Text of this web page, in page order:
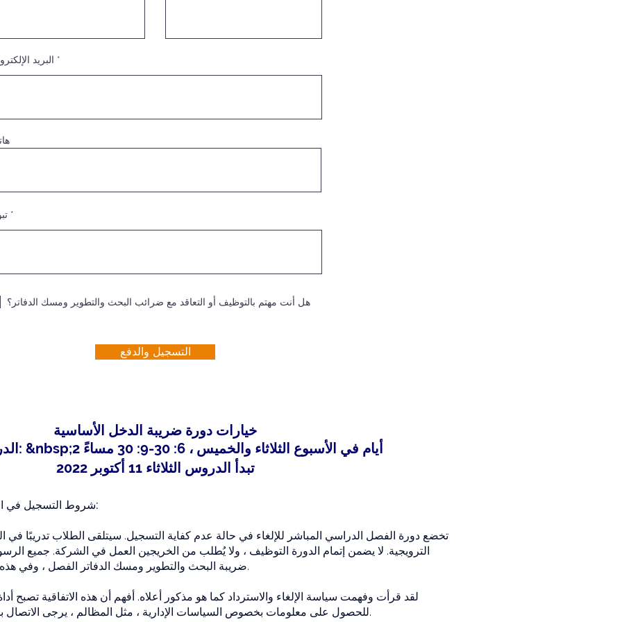
البريد
هل أنت مهتم بالتوظيف أو التعاقد مع ضرائب البحث والتطوير ومسك الدفاتر؟
التسجيل والدفع
خيارات دورة ضريبة الدخل الأساسية
الدرجة المسائية: &nbsp;2 أيام في الأسبوع الثلاثاء والخميس ، 6: 30-9: 30 مساءً
تبدأ الدروس الثلاثاء 11 أكتوبر 2022
شروط التسجيل في الفصل الدراسي الجماعي المباشر:
تخضع دورة الفصل الدراسي المباشر للإلغاء في حالة عدم كفاية التسجيل. سيتلقى الطلاب تدريبًا
الترويجية. لا يضمن إتمام الدورة التوظيف ، ولا يُطلب من الخريجين العمل في الشركة. جميع
ضريبة البحث والتطوير ومسك الدفاتر الفصل ، وفي هذه الحالة ، سيتم رد رسوم التسجيل.
لقد قرأت وفهمت سياسة الإلغاء والاسترداد كما هو مذكور أعلاه. أفهم أن هذه الاتفاقية تصبح
للحصول على معلومات بخصوص السياسات الإدارية ، مثل المظالم ، يرجى الاتصال بمكتبنا على 0600-653-653 214.